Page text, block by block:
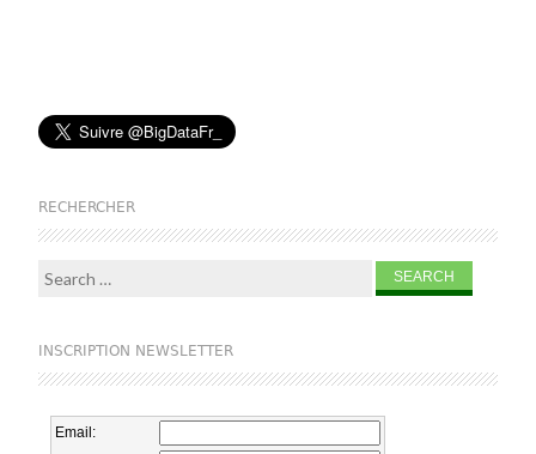
RECHERCHER
Search for:
INSCRIPTION NEWSLETTER